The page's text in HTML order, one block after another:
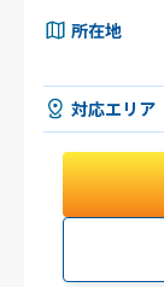
所在地
対応エリア